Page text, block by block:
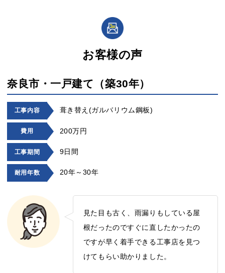
お客様の声
奈良市・一戸建て（築30年）
工事内容 葺き替え(ガルバリウム鋼板)
費用 200万円
工事期間 9日間
耐用年数 20年～30年
見た目も古く、雨漏りもしている屋
根だったのですぐに直したかったの
ですが早く着手できる工事店を見つ
けてもらい助かりました。